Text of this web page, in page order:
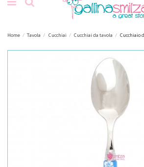
Home Tavola Cucchiai Cucchiai da tavola Cucchiaio